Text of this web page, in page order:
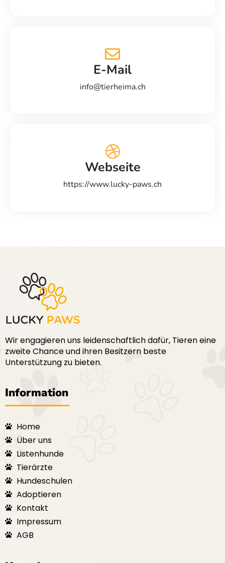
E-Mail
info@tierheima.ch
Webseite
https://www.lucky-paws.ch
Wir engagieren uns leidenschaftlich dafür, Tieren eine
zweite Chance und ihren Besitzern beste
Unterstützung zu bieten.
Information
Home
Über uns
Listenhunde
Tierärzte
Hundeschulen
Adoptieren
Kontakt
Impressum
AGB